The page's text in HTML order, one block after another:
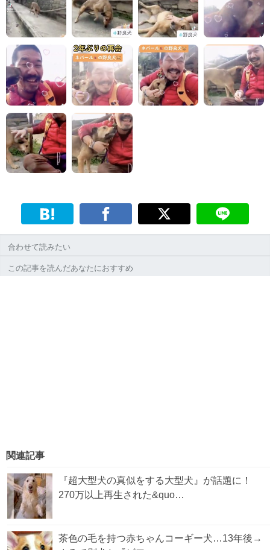
合わせて読みたい
この記事を読んだあなたにおすすめ
関連記事
『超大型犬の真似をする大型犬』が話題に！
270万以上再生された&quo…
茶色の毛を持つ赤ちゃんコーギー犬…13年後→